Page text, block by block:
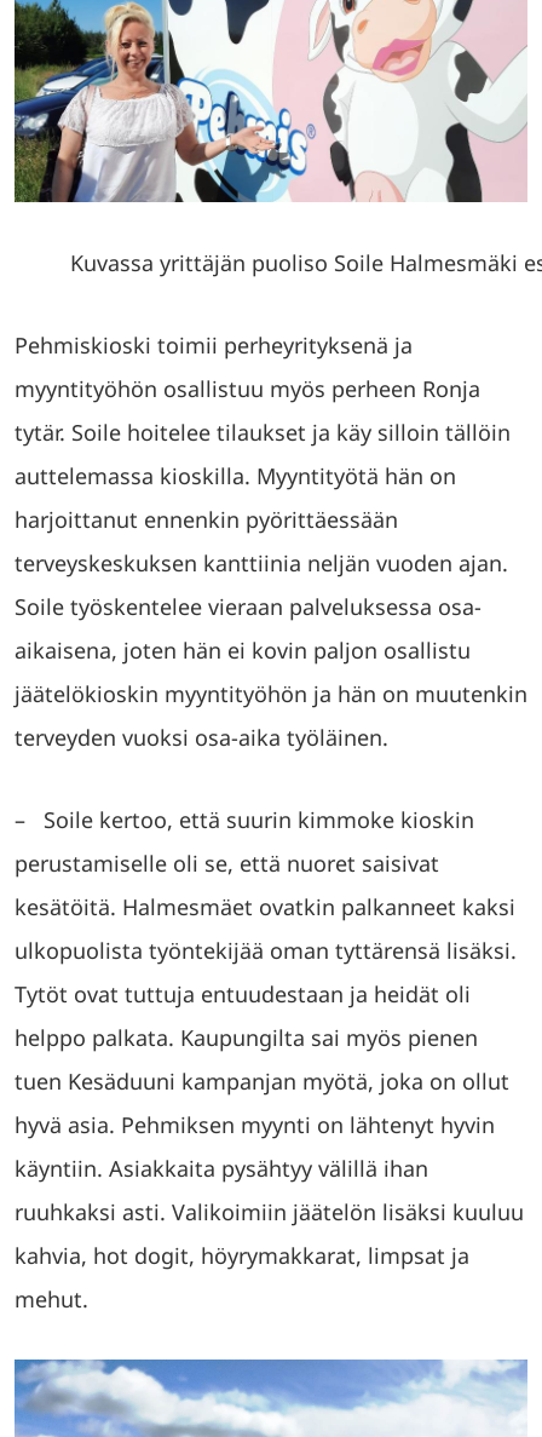
Kuvassa yrittäjän puoliso Soile Halmesmäki
Pehmiskioski toimii perheyrityksenä ja
myyntityöhön osallistuu myös perheen Ronja
tytär. Soile hoitelee tilaukset ja käy silloin tällöin
auttelemassa kioskilla. Myyntityötä hän on
harjoittanut ennenkin pyörittäessään
terveyskeskuksen kanttiinia neljän vuoden ajan.
Soile työskentelee vieraan palveluksessa osa-
aikaisena, joten hän ei kovin paljon osallistu
jäätelökioskin myyntityöhön ja hän on muutenkin
terveyden vuoksi osa-aika työläinen.
– Soile kertoo, että suurin kimmoke kioskin
perustamiselle oli se, että nuoret saisivat
kesätöitä. Halmesmäet ovatkin palkanneet kaksi
ulkopuolista työntekijää oman tyttärensä lisäksi.
Tytöt ovat tuttuja entuudestaan ja heidät oli
helppo palkata. Kaupungilta sai myös pienen
tuen Kesäduuni kampanjan myötä, joka on ollut
hyvä asia. Pehmiksen myynti on lähtenyt hyvin
käyntiin. Asiakkaita pysähtyy välillä ihan
ruuhkaksi asti. Valikoimiin jäätelön lisäksi kuuluu
kahvia, hot dogit, höyrymakkarat, limpsat ja
mehut.